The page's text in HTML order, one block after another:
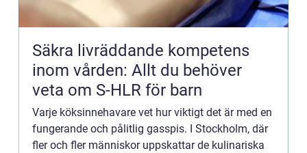
Säkra livräddande kompetens
inom vården: Allt du behöver
veta om S-HLR för barn
Varje köksinnehavare vet hur viktigt det är med en
fungerande och pålitlig gasspis. I Stockholm, där
fler och fler människor uppskattar de kulinariska